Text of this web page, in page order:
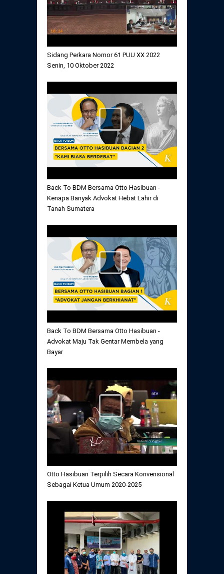
Sidang Perkara Nomor 61 PUU XX 2022
Senin, 10 Oktober 2022
Back To BDM Bersama Otto Hasibuan -
Kenapa Banyak Advokat Hebat Lahir di
Tanah Sumatera
Back To BDM Bersama Otto Hasibuan -
Advokat Maju Tak Gentar Membela yang
Bayar
Otto Hasibuan Terpilih Secara Konvensional
Sebagai Ketua Umum 2020-2025